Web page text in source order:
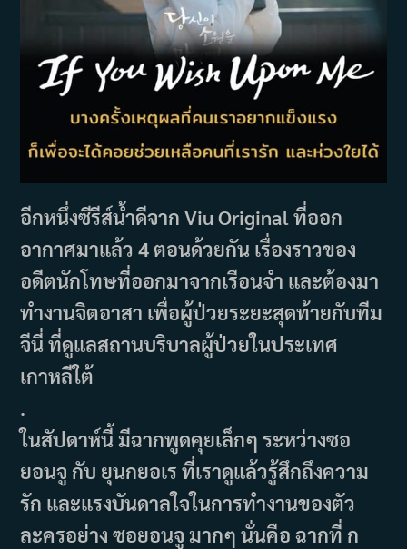
อีกหนึ่งซีรีส์น้ำดีจาก Viu Original ที่ออก
อากาศมาแล้ว 4 ตอนด้วยกัน เรื่องราวของ
อดีตนักโทษที่ออกมาจากเรือนจำ และต้องมา
ทำงานจิตอาสา เพื่อผู้ป่วยระยะสุดท้ายกับทีม
จีนี่ ที่ดูแลสถานบริบาลผู้ป่วยในประเทศ
เกาหลีใต้
.
ในสัปดาห์นี้ มีฉากพูดคุยเล็กๆ ระหว่างซอ
ยอนจู กับ ยุนกยอเร ที่เราดูแล้วรู้สึกถึงความ
รัก และแรงบันดาลใจในการทำงานของตัว
ละครอย่าง ซอยอนจู มากๆ นั่นคือ ฉากที่ ก